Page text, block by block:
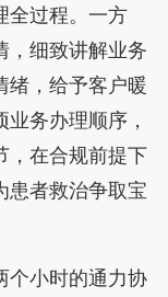
全过程。一方
，细致讲解业务
绪，给予客户暖
务办理顺序，
，在合规前提下
患者救治争取宝
个小时的通力协